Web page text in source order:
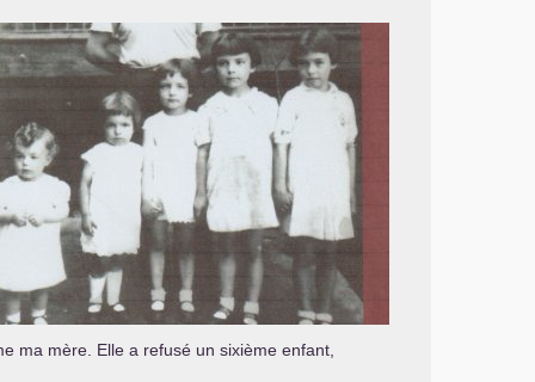
ma mère. Elle a refusé un sixième enfant,